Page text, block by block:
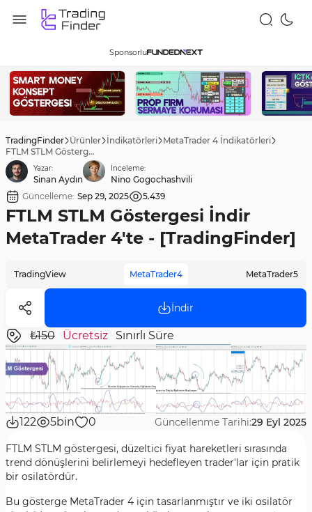
Sponsorlu
TradingFinder Ürünler İndikatörleri MetaTrader 4 İndikatörleri
FTLM STLM Göstergesi İndir MetaTrader 4'te - [TradingFinder]
Yazar:
Sinan Aydın
İnceleme:
Nino Gogochashvili
Güncelleme: Sep 29, 2025 5.439
FTLM STLM Göstergesi İndir
MetaTrader 4'te - [TradingFinder]
TradingView MetaTrader4 MetaTrader5
İndir
₺150 Ücretsiz Sınırlı Süre
122 5bin 0 Güncellenme Tarihi:29 Eyl 2025
FTLM STLM göstergesi, düzeltici fiyat hareketleri sırasında
trend dönüşlerini belirlemeyi hedefleyen trader'lar için pratik
bir osilatördür.
Bu gösterge MetaTrader 4 için tasarlanmıştır ve iki osilatör